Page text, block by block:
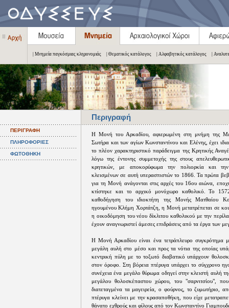
| Μνημεία παγκόσμιας κληρονομιάς | Θεματικός κατάλογος | Αλφαβητικός κατάλογος |
Περιγραφή
ΠΕΡΙΓΡΑΦΗ
ΠΛΗΡΟΦΟΡΙΕΣ
ΦΩΤΟΘΗΚΗ
Η Μονή του Αρκαδίου, αφιερωμένη στη μνήμη της
Σωτήρα και των αγίων Κωνσταντίνου και Ελένης, έχει
το πλέον χαρακτηριστικό παράδειγμα της Κρητικής
λόγω της έντονης συμμετοχής της στους
κρητικών, με αποκορύφωμα την πολιορκία και
κλεισμένων σε αυτή υπερασπιστών το 1866. Τα πρώτα
για τη Μονή ανάγονται στις αρχές του 16ου αιώνα,
κτίστηκε και το αρχικό μονόχωρο καθολικό. Το
καθοδήγηση του ιδιοκτήτη της Μονής Ματθαίου
ηγουμένου Κλήμη Χορτάτζη, η Μονή μετατρέπεται σε
η οικοδόμηση του νέου δίκλιτου καθολικού με την
έχουν αναγνωριστεί άμεσες επιδράσεις από τα έργα των
Η Μονή Αρκαδίου είναι ένα τετράπλευρο συγκρότημα
μεγάλη αυλή στο μέσο και προς τα νότια της οποίας
κεντρική πύλη με το τοξωτό διαβατικό υπάρχουν
στον όροφο. Στη βόρεια πτέρυγα υπάρχει το σύγχρονο
συνέχεια ένα μεγάλο θύρωμα οδηγεί στην κλειστή αυλή
μεγάλου θολοσκέπαστου χώρου, του "σαρνιτσίου",
διατεταγμένα τα μαγειρεία, ο φούρνος, το ζυμωτήριο,
πτέρυγα κλείνει με την κρασαποθήκη, που είχε
θάνατο εχθρούς και φίλους από τον Κωνσταντίνο